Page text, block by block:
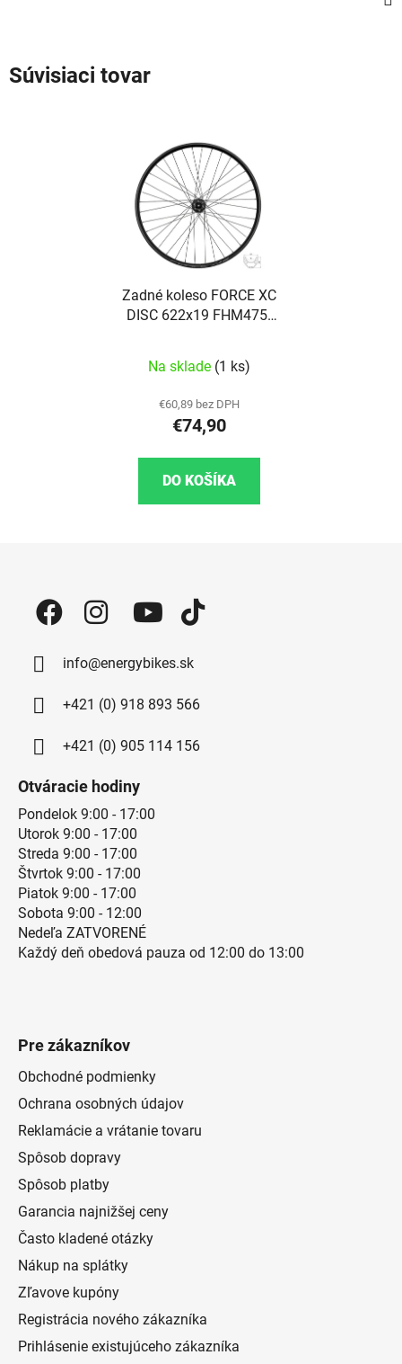
Súvisiaci tovar
Zadné koleso FORCE XC
DISC 622x19 FHM475-
Na sklade (1 ks)
€60,89 bez DPH
€74,90
DO KOŠÍKA
info@energybikes.sk
+421 (0) 918 893 566
+421 (0) 905 114 156
Otváracie hodiny
Pondelok 9:00 - 17:00
Utorok 9:00 - 17:00
Streda 9:00 - 17:00
Štvrtok 9:00 - 17:00
Piatok 9:00 - 17:00
Sobota 9:00 - 12:00
Nedeľa ZATVORENÉ
Každý deň obedová pauza od 12:00 do 13:00
Pre zákazníkov
Obchodné podmienky
Ochrana osobných údajov
Reklamácie a vrátanie tovaru
Spôsob dopravy
Spôsob platby
Garancia najnižšej ceny
Často kladené otázky
Nákup na splátky
Zľavove kupóny
Registrácia nového zákazníka
Prihlásenie existujúceho zákazníka